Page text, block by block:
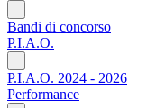
Bandi di concorso
P.I.A.O.
P.I.A.O. 2024 - 2026
Performance